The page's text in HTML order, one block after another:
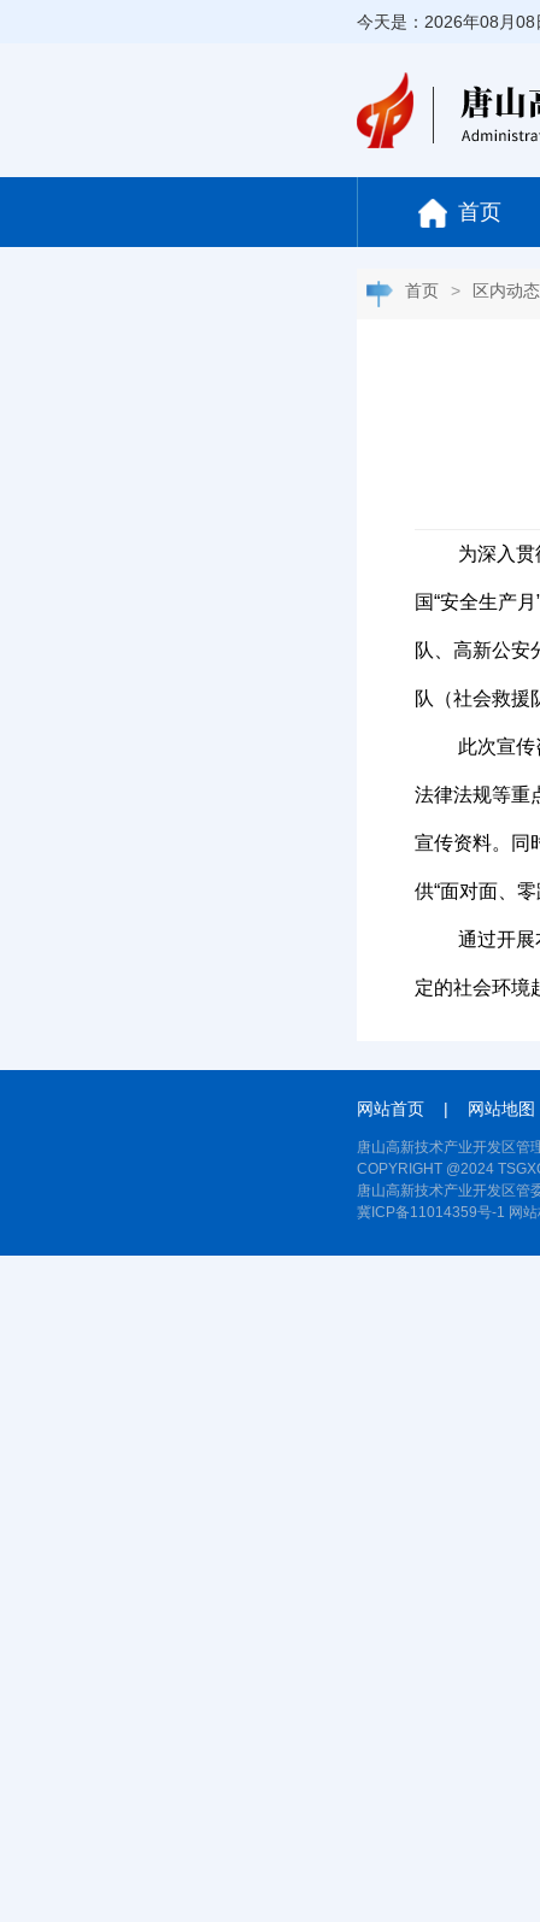
今天是：2026年08月08
首页
首页 > 区内动态
为深入
国“安全生产
队、高新公安
队（社会救援
此次宣
法律法规等重
宣传资料。同
供“面对面、
通过开展
定的社会环境
网站首页 | 网站地图
唐山高新技术产业开发区管
COPYRIGHT @2024
唐山高新技术产业开发区管
冀ICP备11014359号-1 网